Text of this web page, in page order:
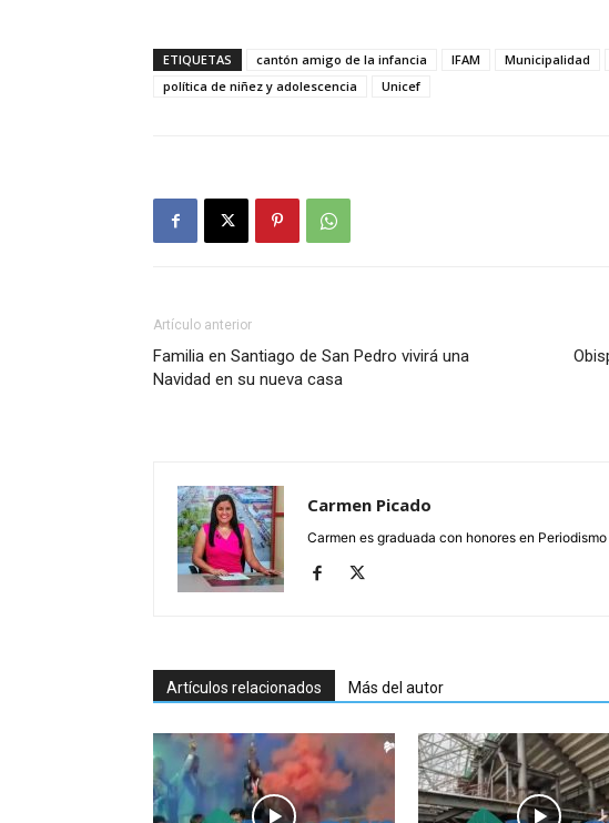
ETIQUETAS cantón amigo de la infancia IFAM Municipalidad
política de niñez y adolescencia
Unicef
Artículo anterior
Familia en Santiago de San Pedro vivirá una
Navidad en su nueva casa
Carmen Picado
Carmen es graduada con honores en
Artículos relacionados Más del autor